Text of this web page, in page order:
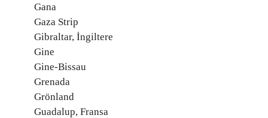
Gana
Gaza Strip
Gibraltar, İngiltere
Gine
Gine-Bissau
Grenada
Grönland
Guadalup, Fransa